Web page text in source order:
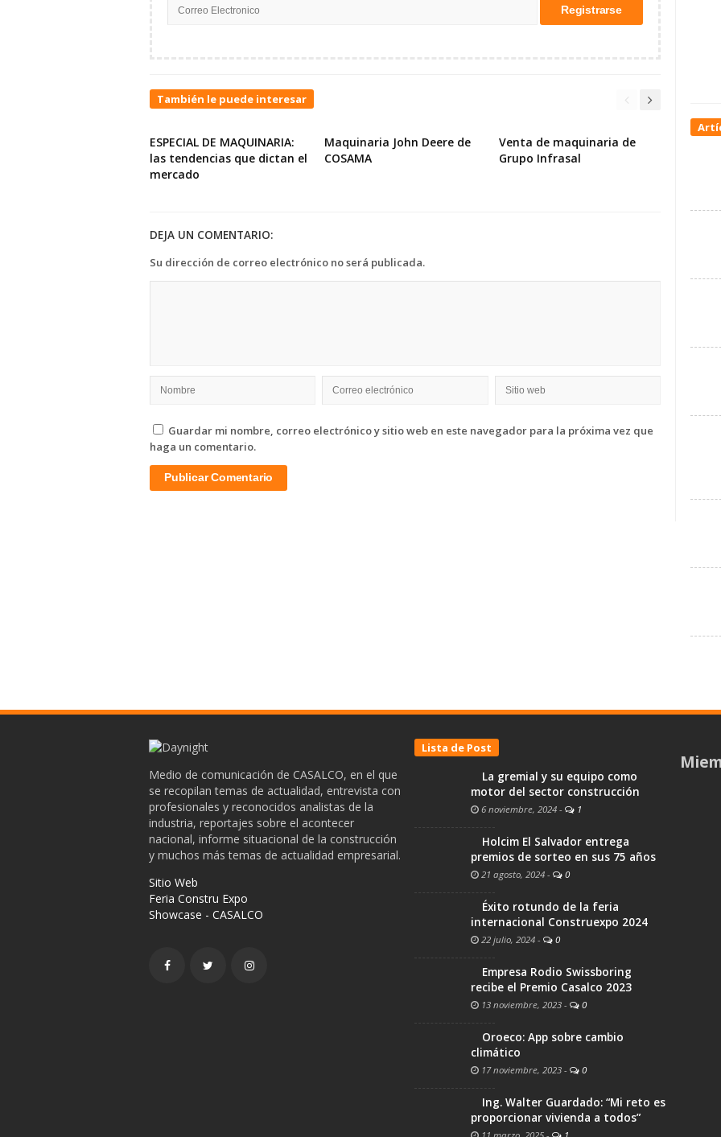
También le puede interesar
ESPECIAL DE MAQUINARIA:
las tendencias que dictan el
mercado
Maquinaria John Deere de
COSAMA
Venta de maquinaria de
Grupo Infrasal
DEJA UN COMENTARIO:
Su dirección de correo electrónico no será publicada.
Guardar mi nombre, correo electrónico y sitio web en este navegador para la próxima vez que
haga un comentario.
Medio de comunicación de CASALCO, en el que
se recopilan temas de actualidad, entrevista con
profesionales y reconocidos analistas de la
industria, reportajes sobre el acontecer
nacional, informe situacional de la construcción
y muchos más temas de actualidad empresarial.
Sitio Web
Feria Constru Expo
Showcase - CASALCO
Lista de Post
La gremial y su equipo como
motor del sector construcción
6 noviembre, 2024 - 1
Holcim El Salvador entrega
premios de sorteo en sus 75 años
21 agosto, 2024 - 0
Éxito rotundo de la feria
internacional Construexpo 2024
22 julio, 2024 - 0
Empresa Rodio Swissboring
recibe el Premio Casalco 2023
13 noviembre, 2023 - 0
Oroeco: App sobre cambio
climático
17 noviembre, 2023 - 0
Ing. Walter Guardado: “Mi reto es
proporcionar vivienda a todos”